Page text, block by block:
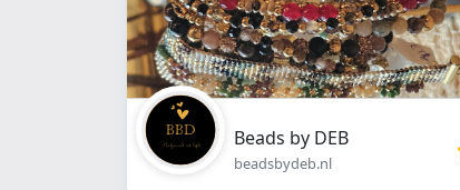
Beads by DEB
beadsbydeb.nl